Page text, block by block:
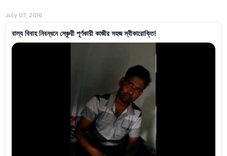
July 07, 2016
বাল্য বিবাহ নিবন্ধনে সেঞ্চুরী পূর্ণকারী কাজীর সহজ স্বীকারোক্তি!